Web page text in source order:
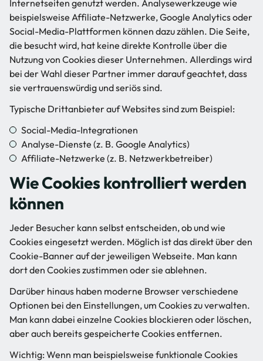
Internetseiten genutzt werden. Analysewerkzeuge wie
beispielsweise Affiliate-Netzwerke, Google Analytics oder
Social-Media-Plattformen können dazu zählen. Die Seite,
die besucht wird, hat keine direkte Kontrolle über die
Nutzung von Cookies dieser Unternehmen. Allerdings wird
bei der Wahl dieser Partner immer darauf geachtet, dass
sie vertrauenswürdig und seriös sind.
Typische Drittanbieter auf Websites sind zum Beispiel:
Social-Media-Integrationen
Analyse-Dienste (z. B. Google Analytics)
Affiliate-Netzwerke (z. B. Netzwerkbetreiber)
Wie Cookies kontrolliert werden
können
Jeder Besucher kann selbst entscheiden, ob und wie
Cookies eingesetzt werden. Möglich ist das direkt über den
Cookie-Banner auf der jeweiligen Webseite. Man kann
dort den Cookies zustimmen oder sie ablehnen.
Darüber hinaus haben moderne Browser verschiedene
Optionen bei den Einstellungen, um Cookies zu verwalten.
Man kann dabei einzelne Cookies blockieren oder löschen,
aber auch bereits gespeicherte Cookies entfernen.
Wichtig: Wenn man beispielsweise funktionale Cookies